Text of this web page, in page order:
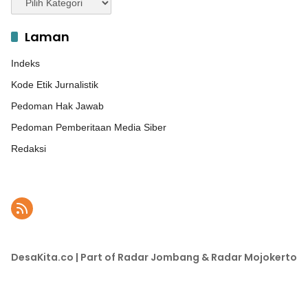
Laman
Indeks
Kode Etik Jurnalistik
Pedoman Hak Jawab
Pedoman Pemberitaan Media Siber
Redaksi
DesaKita.co | Part of Radar Jombang & Radar Mojokerto